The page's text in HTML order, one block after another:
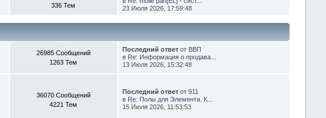
336 Тем
23 Июля 2026, 17:59:48
26985 Сообщений
1263 Тем
Последний ответ от ВВП
в Re: Информация о продава...
13 Июля 2026, 15:32:48
36070 Сообщений
4221 Тем
Последний ответ от911
в Re: Полы для Элемента. К...
15 Июля 2026, 11:53:53